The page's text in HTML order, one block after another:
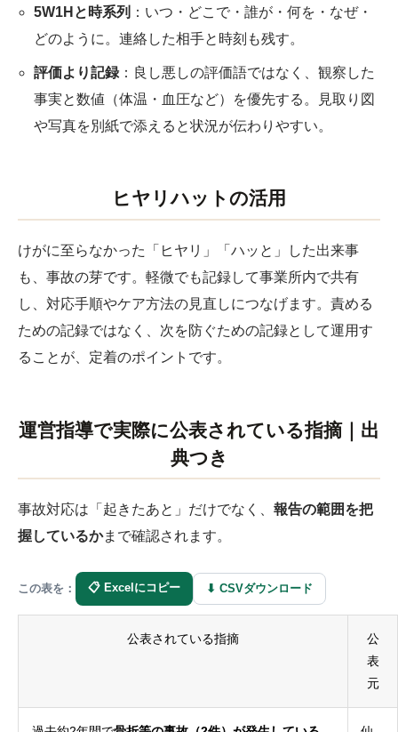
5W1Hと時系列 ：いつ・どこで・誰が・何を・なぜ・
どのように。連絡した相手と時刻も残す。
評価より記録：良し悪しの評価語ではなく、観察した
事実と数値（体温・血圧など）を優先する。見取り図
や写真を別紙で添えると状況が伝わりやすい。
ヒヤリハットの活用
けがに至らなかった「ヒヤリ」「ハッと」した出来事
も、事故の芽です。軽微でも記録して事業所内で共有
し、対応手順やケア方法の見直しにつなげます。責める
ための記録ではなく、次を防ぐための記録として運用す
ることが、定着のポイントです。
運営指導で実際に公表されている指摘｜出
典つき
事故対応は「起きたあと」だけでなく、 報告の範囲を把
握しているかまで確認されます。
この表を： 📋 Excelにコピー ⬇ CSVダウンロード
公表されている指摘
公
表
元